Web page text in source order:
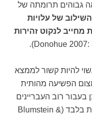
גבוהים תרומתה של
של עלויות
מחייב לנקוט זהירות
להיות קשור לממצא
הפשיעה מהותית
רוב העבריינים
'הקריירה הפלילית' נמשכת שנים ספורות בלבד (Blumstein &